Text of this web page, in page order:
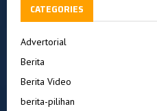
CATEGORIES
Advertorial
Berita
Berita Video
berita-pilihan